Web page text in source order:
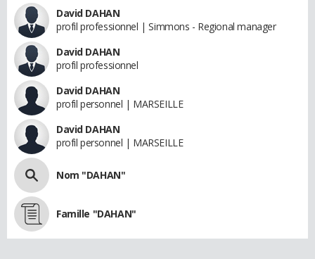
David DAHAN
profil professionnel | Simmons - Regional manager
David DAHAN
profil professionnel
David DAHAN
profil personnel | MARSEILLE
David DAHAN
profil personnel | MARSEILLE
Nom "DAHAN"
Famille "DAHAN"